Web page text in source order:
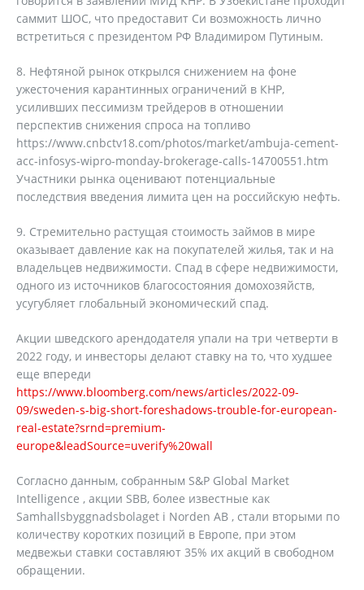
саммит ШОС, что предоставит Си возможность лично
встретиться с президентом РФ Владимиром Путиным.
8. Нефтяной рынок открылся снижением на фоне
ужесточения карантинных ограничений в КНР,
усиливших пессимизм трейдеров в отношении
перспектив снижения спроса на топливо
https://www.cnbctv18.com/photos/market/ambuja-cement-
acc-infosys-wipro-monday-brokerage-calls-14700551.htm
Участники рынка оценивают потенциальные
последствия введения лимита цен на российскую нефть.
9. Стремительно растущая стоимость займов в мире
оказывает давление как на покупателей жилья, так и на
владельцев недвижимости. Спад в сфере недвижимости,
одного из источников благосостояния домохозяйств,
усугубляет глобальный экономический спад.
Акции шведского арендодателя упали на три четверти в
2022 году, и инвесторы делают ставку на то, что худшее
еще впереди
https://www.bloomberg.com/news/articles/2022-09-
09/sweden-s-big-short-foreshadows-trouble-for-european-
real-estate?srnd=premium-
europe&leadSource=uverify%20wall
Согласно данным, собранным S&P Global Market
Intelligence , акции SBB, более известные как
Samhallsbyggnadsbolaget i Norden AB , стали вторыми по
количеству коротких позиций в Европе, при этом
медвежьи ставки составляют 35% их акций в свободном
обращении.